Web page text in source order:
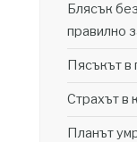
Блясък
правилно
Пясъкът в
Страхът в
Планът